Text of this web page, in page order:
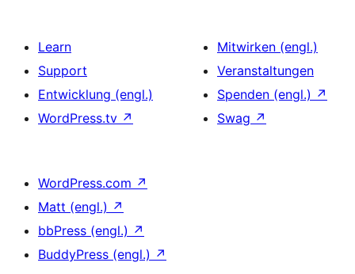
Learn
Support
Entwicklung (engl.)
WordPress.tv ↗
Mitwirken (engl.)
Veranstaltungen
Spenden (engl.) ↗
Swag ↗
WordPress.com ↗
Matt (engl.) ↗
bbPress (engl.) ↗
BuddyPress (engl.) ↗